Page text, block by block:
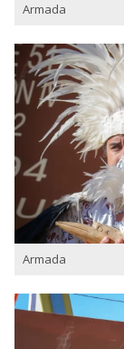
Armada
Armada